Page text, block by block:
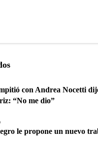
con Andrea Nocetti
“No me dio”
le propone un nuevo